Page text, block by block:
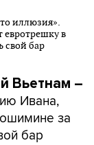
Вьетнам –
Ивана,
за
бар